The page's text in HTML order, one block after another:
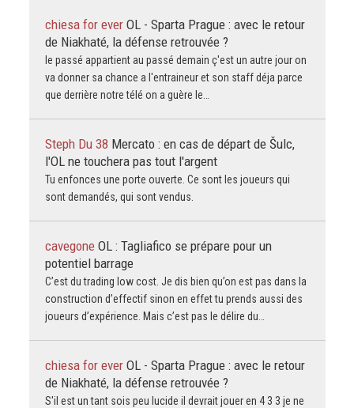
chiesa for ever OL - Sparta Prague : avec le retour
de Niakhaté, la défense retrouvée ?
le passé appartient au passé demain ç'est un autre jour on
va donner sa chance a l'entraineur et son staff déja parce
que derrière notre télé on a guère le…
Steph Du 38 Mercato : en cas de départ de Šulc,
l'OL ne touchera pas tout l'argent
Tu enfonces une porte ouverte. Ce sont les joueurs qui
sont demandés, qui sont vendus.
cavegone OL : Tagliafico se prépare pour un
potentiel barrage
C’est du trading low cost. Je dis bien qu’on est pas dans la
construction d’effectif sinon en effet tu prends aussi des
joueurs d’expérience. Mais c’est pas le délire du…
chiesa for ever OL - Sparta Prague : avec le retour
de Niakhaté, la défense retrouvée ?
S'il est un tant sois peu lucide il devrait jouer en 4 3 3 je ne